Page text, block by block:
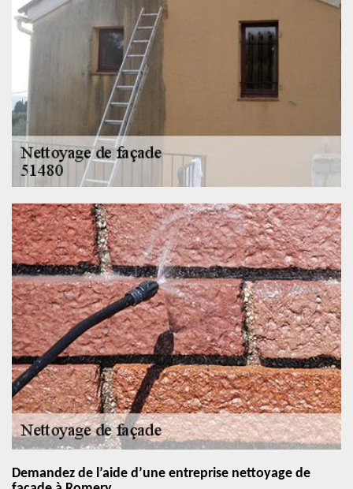
Demandez de l’aide d’une entreprise nettoyage de